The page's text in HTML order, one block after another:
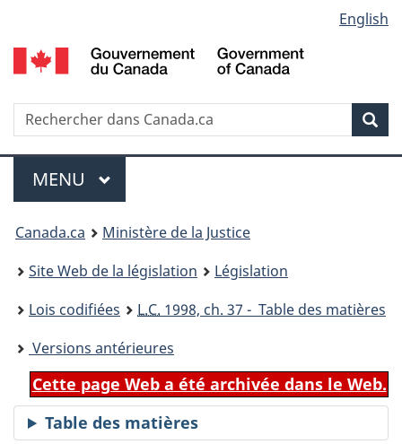
au
contenu
propos
de
la
HTML
simplifiée
selection
English
Recherche
Menu
MENU PRINCIPAL
You
are
here:
Canada.ca
Ministère de la Justice
Site Web de la législation
Législation
Lois codifiées
L.C. 1998, ch. 37 - Table des matières
Versions antérieures
Cette page Web a été archivée dans le Web.
Table des matières